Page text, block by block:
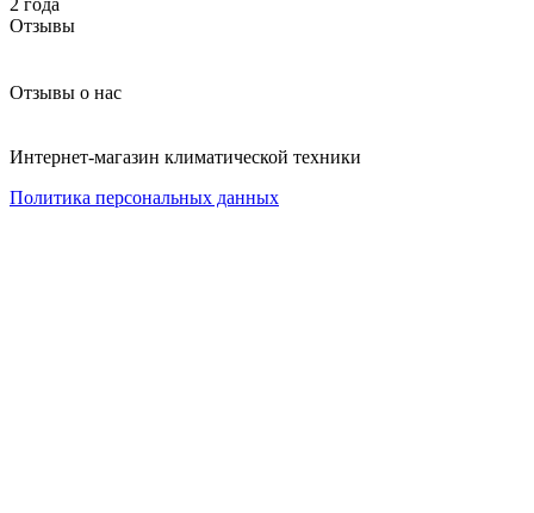
Отзывы
Отзывы о нас
Интернет-магазин климатической техники
Политика персональных данных